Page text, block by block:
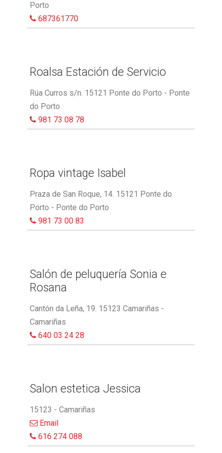
Porto
687361770
Roalsa Estación de Servicio
Rúa Curros s/n. 15121 Ponte do Porto - Ponte
do Porto
981 73 08 78
Ropa vintage Isabel
Praza de San Roque, 14. 15121 Ponte do
Porto - Ponte do Porto
981 73 00 83
Salón de peluquería Sonia e
Rosana
Cantón da Leña, 19. 15123 Camariñas -
Camariñas
640 03 24 28
Salon estetica Jessica
15123 - Camariñas
Email
616 274 088